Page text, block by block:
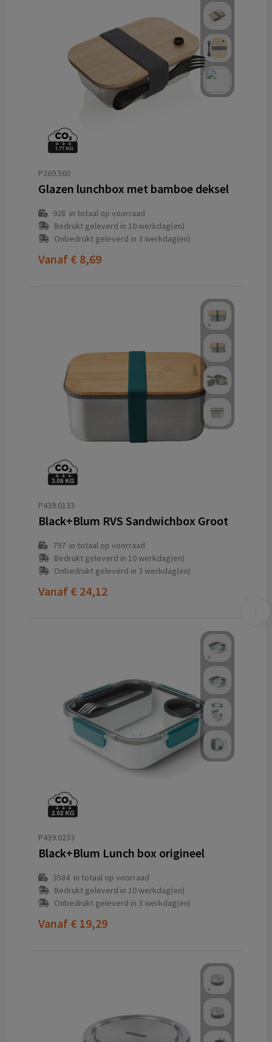
P269.560
Glazen lunchbox met bamboe deksel
928 in totaal op voorraad
Bedrukt geleverd in 10 werkdag(en)
Onbedrukt geleverd in 3 werkdag(en)
Vanaf € 8,69
P439.0133
Black+Blum RVS Sandwichbox Groot
797in totaal op voorraad
Bedrukt geleverd in 10 werkdag(en)
Onbedrukt geleverd in 3 werkdag(en)
Vanaf € 24,12
P439.0233
Black+Blum Lunch box origineel
3584in totaal op voorraad
Bedrukt geleverd in 10 werkdag(en)
Onbedrukt geleverd in 3 werkdag(en)
Vanaf € 19,29